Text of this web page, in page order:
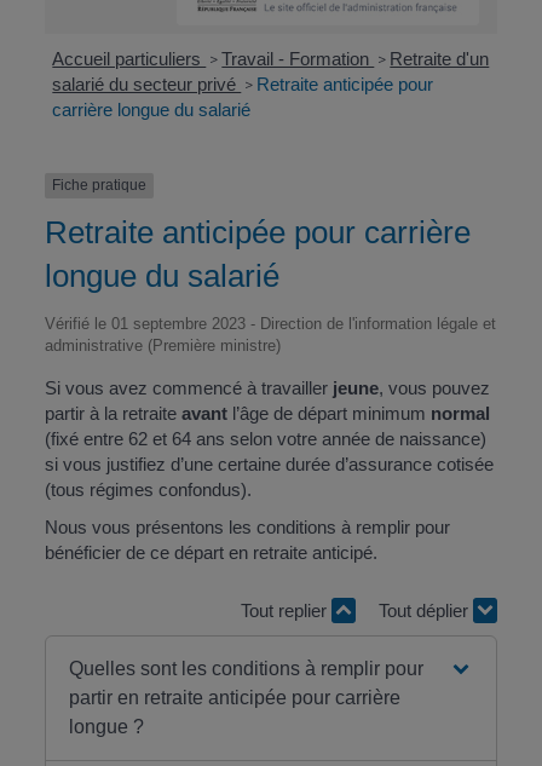
Accueil particuliers > Travail - Formation > Retraite d'un
salarié du secteur privé > Retraite anticipée pour
carrière longue du salarié
Fiche pratique
Retraite anticipée pour carrière
longue du salarié
Vérifié le 01 septembre 2023 - Direction de l'information légale et
administrative (Première ministre)
Si vous avez commencé à travailler jeune, vous pouvez
partir à la retraite avantl’âge de départ minimum normal
(fixé entre 62 et 64 ans selon votre année de naissance)
si vous justifiez d’une certaine durée d’assurance cotisée
(tous régimes confondus).
Nous vous présentons les conditions à remplir pour
bénéficier de ce départ en retraite anticipé.
Tout replier Tout déplier
Quelles sont les conditions à remplir pour
partir en retraite anticipée pour carrière
longue ?